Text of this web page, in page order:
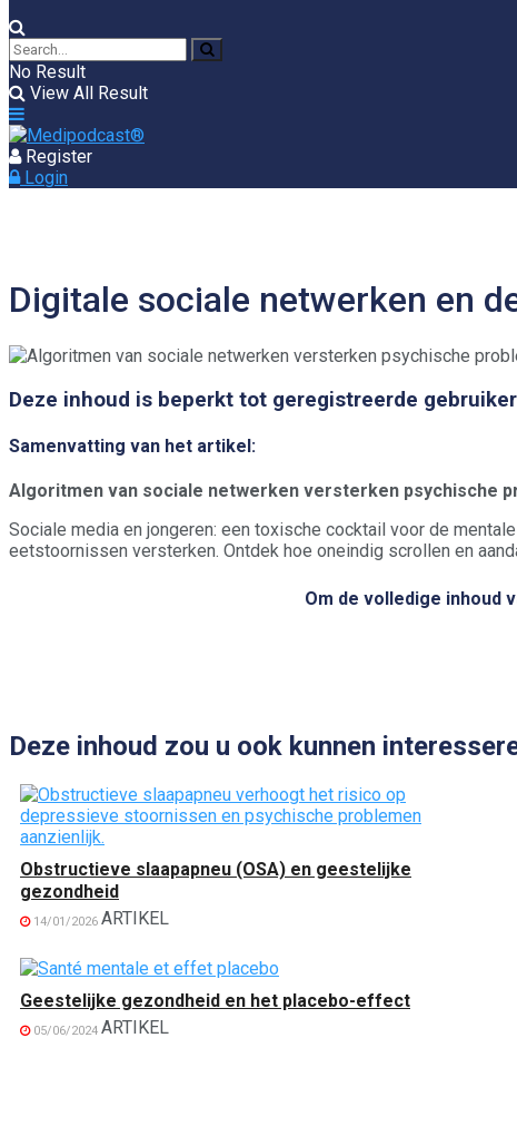
No Result
View All Result
Register
Login
Digitale sociale netwerken en
Deze inhoud is beperkt tot geregistreerde
Samenvatting van het artikel:
Algoritmen van sociale netwerken versterken psychische
Sociale media en jongeren: een toxische cocktail voor de
eetstoornissen versterken. Ontdek hoe oneindig scrollen en
Om de volledige inhoud
Deze inhoud zou u ook kunnen
Obstructieve slaapapneu (OSA) en geestelijke
gezondheid
14/01/2026 ARTIKEL
Geestelijke gezondheid en het placebo-effect
05/06/2024 ARTIKEL